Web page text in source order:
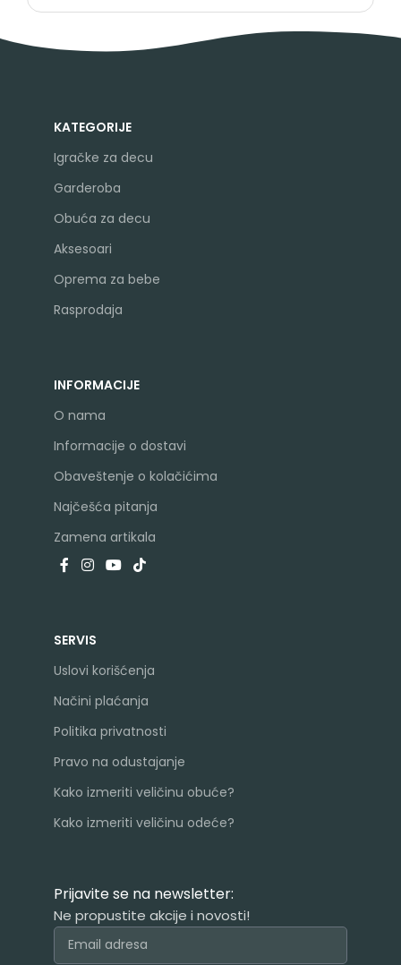
KATEGORIJE
Igračke za decu
Garderoba
Obuća za decu
Aksesoari
Oprema za bebe
Rasprodaja
INFORMACIJE
O nama
Informacije o dostavi
Obaveštenje o kolačićima
Najčešća pitanja
Zamena artikala
SERVIS
Uslovi korišćenja
Načini plaćanja
Politika privatnosti
Pravo na odustajanje
Kako izmeriti veličinu obuće?
Kako izmeriti veličinu odeće?
Prijavite se na newsletter:
Ne propustite akcije i novosti!